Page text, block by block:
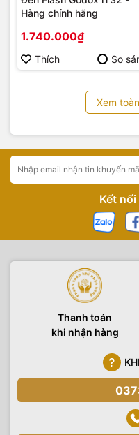
Hàng chính hãng
1.740.000₫
Thích So
Xem
Kết
Thanh toán
khi nhận hàng